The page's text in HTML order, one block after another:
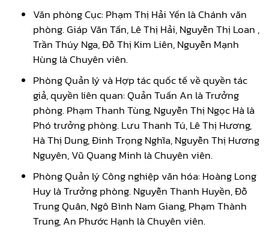
Văn phòng Cục: Phạm Thị Hải Yến là Chánh văn
phòng. Giáp Văn Tấn, Lê Thị Hải, Nguyễn Thị Loan ,
Trần Thúy Nga, Đỗ Thị Kim Liên, Nguyễn Mạnh
Hùng là Chuyên viên.
Phòng Quản lý và Hợp tác quốc tế về quyền tác
giả, quyền liên quan: Quản Tuấn An là Trưởng
phòng. Phạm Thanh Tùng, Nguyễn Thị Ngọc Hà là
Phó trưởng phòng. Lưu Thanh Tú, Lê Thị Hương,
Hà Thị Dung, Đinh Trọng Nghĩa, Nguyễn Thị Hương
Nguyên, Vũ Quang Minh là Chuyên viên.
Phòng Quản lý Công nghiệp văn hóa: Hoàng Long
Huy là Trưởng phòng. Nguyễn Thanh Huyền, Đỗ
Trung Quân, Ngô Bình Nam Giang, Phạm Thành
Trung, An Phước Hạnh là Chuyên viên.